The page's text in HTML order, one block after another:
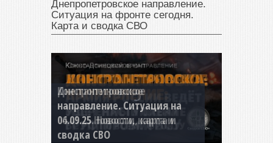
Днепропетровское направление.
Ситуация на фронте сегодня.
Карта и сводка СВО
Константиновское
направление. Ситуация на
04.09.25 Новости, карта и
сводка СВО